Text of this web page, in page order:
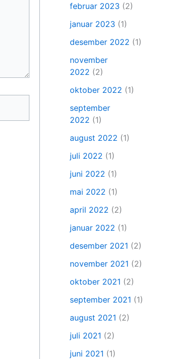
februar 2023 (2)
januar 2023 (1)
desember 2022 (1)
november
2022 (2)
oktober 2022 (1)
september
2022 (1)
august 2022 (1)
juli 2022 (1)
juni 2022 (1)
mai 2022 (1)
april 2022 (2)
januar 2022 (1)
desember 2021 (2)
november 2021 (2)
oktober 2021 (2)
september 2021 (1)
august 2021 (2)
juli 2021 (2)
juni 2021 (1)